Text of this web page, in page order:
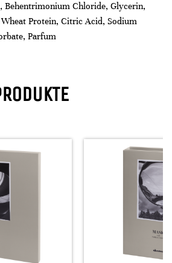
Behentrimonium Chloride, Glycerin,
Protein, Citric Acid, Sodium
Parfum